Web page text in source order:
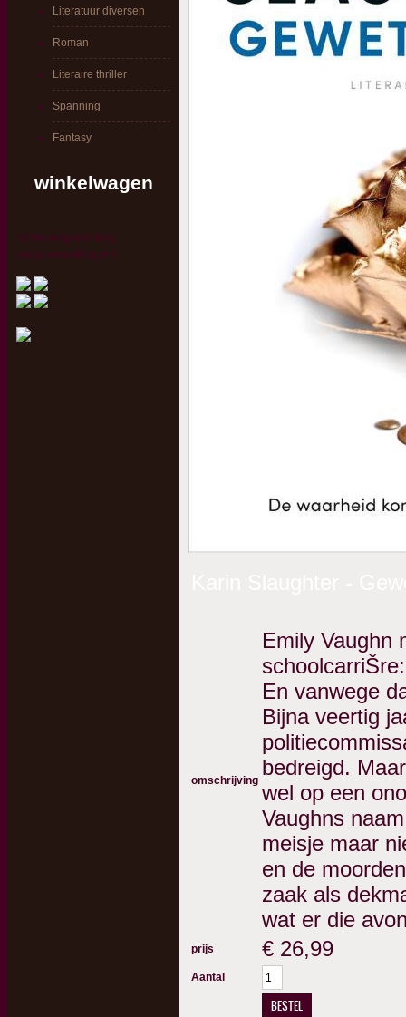
Literatuur diversen
Roman
Literaire thriller
Spanning
Fantasy
winkelwagen
winkelwagen is leeg
bekijk winkelwagen!
omschrijving
Emily Vaughn
En vanwege
Bijna veertig
bedreigd.
wel op een
Vaughns
meisje maar
en de
zaak als
wat er die
prijs € 26,99
Aantal
BESTEL